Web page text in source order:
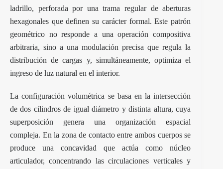
ladrillo, perforada por una trama regular de aberturas
hexagonales que definen su carácter formal. Este patrón
geométrico no responde a una operación compositiva
arbitraria, sino a una modulación precisa que regula la
distribución de cargas y, simultáneamente, optimiza el
ingreso de luz natural en el interior.
La configuración volumétrica se basa en la intersección
de dos cilindros de igual diámetro y distinta altura, cuya
superposición genera una organización espacial
compleja. En la zona de contacto entre ambos cuerpos se
produce una concavidad que actúa como núcleo
articulador, concentrando las circulaciones verticales y